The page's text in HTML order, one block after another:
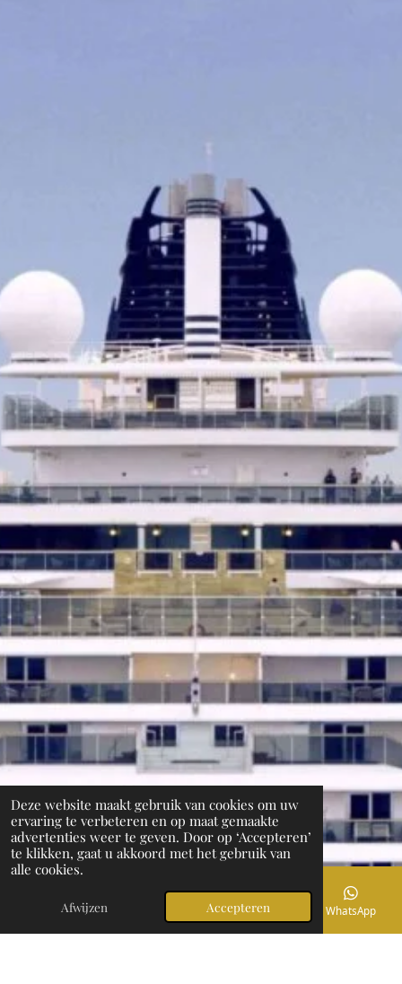
Deze website maakt gebruik van cookies om uw
ervaring te verbeteren en op maat gemaakte
advertenties weer te geven. Door op ‘Accepteren’
te klikken, gaat u akkoord met het gebruik van
alle cookies.
Afwijzen Accepteren
E-mailadres Instagram WhatsApp